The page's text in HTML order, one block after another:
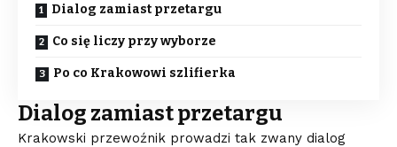
Dialog zamiast przetargu
Co się liczy przy wyborze
Po co Krakowowi szlifierka
Dialog zamiast przetargu
Krakowski przewoźnik prowadzi tak zwany dialog